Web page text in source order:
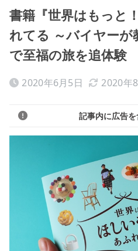
書籍『世界はもっと
れてる ～バイヤーが
で至福の旅を追体験
2020年6月5日 2020年
記事内に広告